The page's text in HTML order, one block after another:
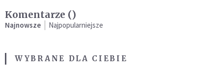
Komentarze ()
Najnowsze Najpopularniejsze
WYBRANE DLA CIEBIE